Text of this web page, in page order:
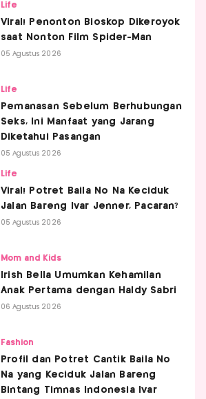
Life
Viral! Penonton Bioskop Dikeroyok
saat Nonton Film Spider-Man
05 Agustus 2026
Life
Pemanasan Sebelum Berhubungan
Seks, Ini Manfaat yang Jarang
Diketahui Pasangan
05 Agustus 2026
Life
Viral! Potret Baila No Na Keciduk
Jalan Bareng Ivar Jenner, Pacaran?
05 Agustus 2026
Mom and Kids
Irish Bella Umumkan Kehamilan
Anak Pertama dengan Haldy Sabri
06 Agustus 2026
Fashion
Profil dan Potret Cantik Baila No
Na yang Keciduk Jalan Bareng
Bintang Timnas Indonesia Ivar